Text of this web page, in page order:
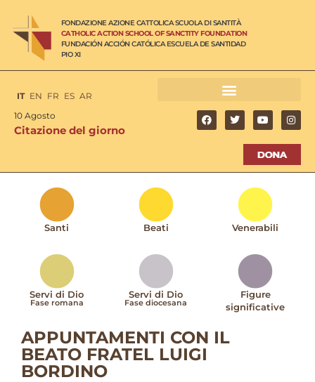
FONDAZIONE AZIONE CATTOLICA SCUOLA DI SANTITÀ
CATHOLIC ACTION SCHOOL OF SANCTITY FOUNDATION
FUNDACIÓN ACCIÓN CATÓLICA ESCUELA DE SANTIDAD
PIO XI
IT EN FR ES AR
10 Agosto
Citazione del giorno
Santi Beati Venerabili
Servi di Dio
Fase romana
Servi di Dio
Fase diocesana
Figure
significative
APPUNTAMENTI CON IL
BEATO FRATEL LUIGI
BORDINO